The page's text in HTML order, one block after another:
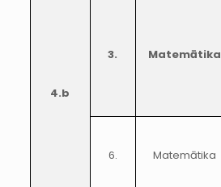
4.b
3. Matemātika
6. Matemātika